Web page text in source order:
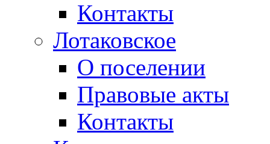
Контакты
Лотаковское
О поселении
Правовые акты
Контакты